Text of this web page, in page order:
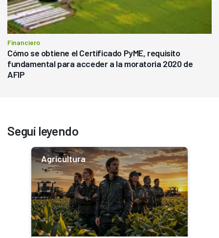
Financiero
Cómo se obtiene el Certificado PyME, requisito
fundamental para acceder a la moratoria 2020 de
AFIP
Seguí leyendo
Agricultura